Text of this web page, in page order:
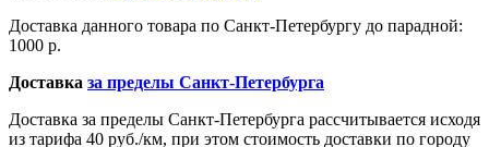
Доставка данного товара по Санкт-Петербургу до парадной:
1000 р.
Доставка за пределы Санкт-Петербурга
Доставка за пределы Санкт-Петербурга рассчитывается исходя
из тарифа 40 руб./км, при этом стоимость доставки по городу